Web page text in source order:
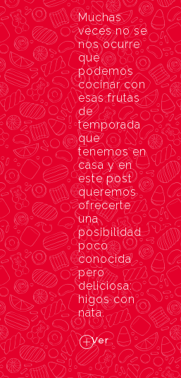
Muchas
veces no se
nos ocurre
qué
podemos
cocinar con
esas frutas
de
temporada
que
tenemos en
casa y en
este post
queremos
ofrecerte
una
posibilidad
poco
conocida
pero
deliciosa:
higos con
nata.
Ver